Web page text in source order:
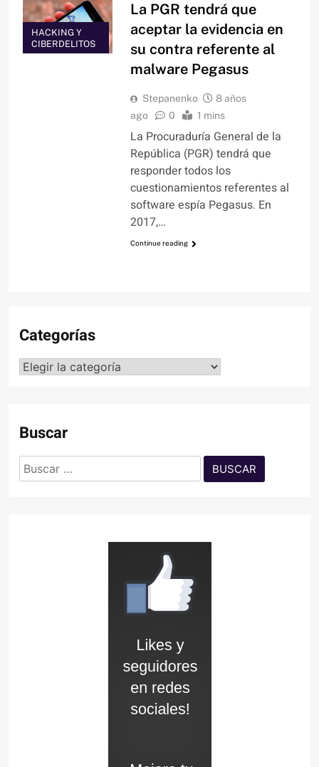
HACKING Y
CIBERDELITOS
La PGR tendrá que
aceptar la evidencia en
su contra referente al
malware Pegasus
Stepanenko
8 años
ago
0 1 mins
La Procuraduría General de la
República (PGR) tendrá que
responder todos los
cuestionamientos referentes al
software espía Pegasus. En
2017,…
Continue reading
Categorías
Categorías
Buscar
Buscar: